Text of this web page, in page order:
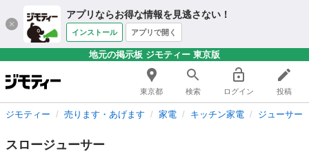
アプリならお得な情報を見逃さない！
インストール アプリで開く
地元の掲示板 ジモティー 東京版
東京都 検索 ログイン 投稿
ジモティー 売ります・あげます 家電 キッチン家電 ジューサー
スロージューサー